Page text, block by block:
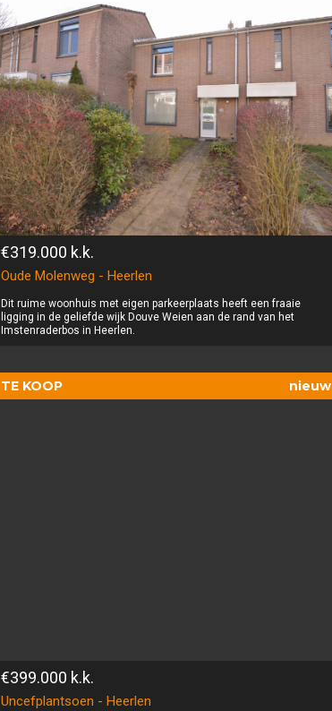
€319.000 k.k.
Oude Molenweg - Heerlen
Dit ruime woonhuis met eigen parkeerplaats heeft een fraaie
ligging in de geliefde wijk Douve Weien aan de rand van het
Imstenraderbos in Heerlen.
TE KOOP nieuw
€399.000 k.k.
Uncefplantsoen - Heerlen